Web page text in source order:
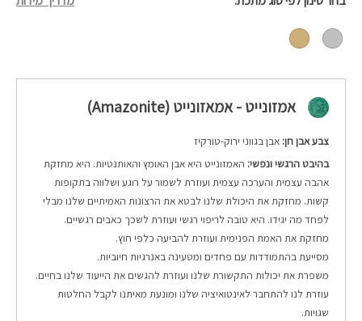
אמזונייט - אמאזונייט (Amazonite)
צבע אבן חן: אבן בגווני ירוק-טורקיז
בהיבט הרגשי ונפשי: האמזונייט היא אבן האומץ והאותנטיות. היא מחזקת
אהבה עצמית והערכה עצמית ועוזרת לשמור על רוגע ושלווה בתקופות
קשות. מחזקת את היכולת שלנו לבטא את הרצונות האמיתיים שלנו מבלי
לפחד מה יגידו. היא טובה לריפוי רגשי ועוזרת לשכך כאבים רגשיים.
מחזקת את האמת הפנימית ועוזרת להביעה כלפי חוץ.
מסייעת בהתמודדות עם פחדים ומטעינה באנרגיות חיוביות.
משפרת את יכולות התקשורת שלנו ועוזרת להגשים את הייעוד שלנו בחיים.
עוזרת לנו להתחבר לאינטואיציה שלנו ומונעת מאיתנו לקבל החלטות
שגויות.